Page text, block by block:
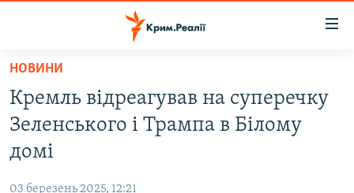
Перейти
основного
матеріалу
Перейти
до
основної
ВОДА.КРИМ
ВІДЕО ТА ФОТО
НОВИНИ
Кремль відреагував на суперечку
Зеленського і Трампа в Білому
домі
03 березень 2025, 12:21